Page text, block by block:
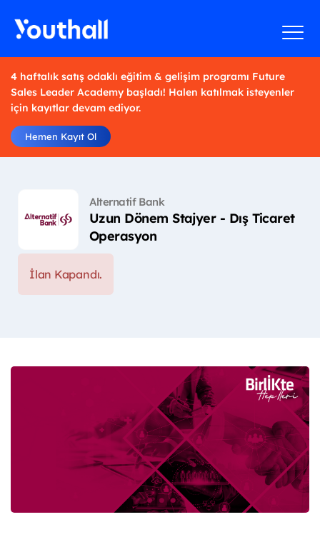
4 haftalık satış odaklı eğitim & gelişim programı Future
Sales Leader Academy başladı! Halen katılmak isteyenler
için kayıtlar devam ediyor.
Hemen Kayıt Ol
Alternatif Bank
Uzun Dönem Stajyer - Dış Ticaret
Operasyon
İlan Kapandı.